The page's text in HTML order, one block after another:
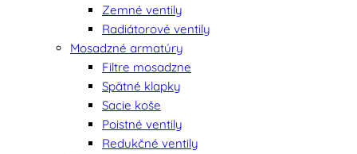
Zemné ventily
Radiátorové ventily
Mosadzné armatúry
Filtre mosadzne
Spätné klapky
Sacie koše
Poistné ventily
Redukčné ventily